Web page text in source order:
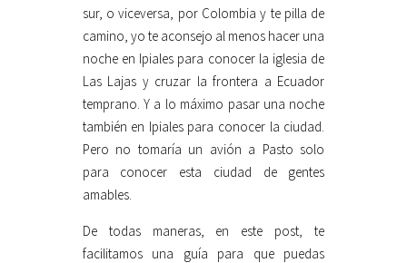
sur, o viceversa, por Colombia y te pilla de
camino, yo te aconsejo al menos hacer una
noche en Ipiales para conocer la iglesia de
Las Lajas y cruzar la frontera a Ecuador
temprano. Y a lo máximo pasar una noche
también en Ipiales para conocer la ciudad.
Pero no tomaría un avión a Pasto solo
para conocer esta ciudad de gentes
amables.
De todas maneras, en este post, te
facilitamos una guía para que puedas